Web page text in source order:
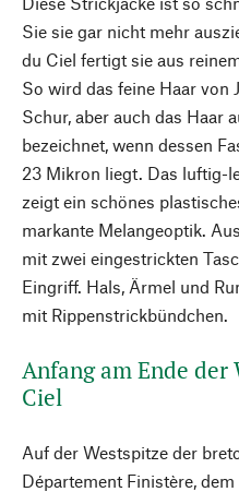
Sie sie gar nicht mehr
du Ciel fertigt sie aus
So wird das feine Haar von
Schur, aber auch das Haar
bezeichnet, wenn dessen
23 Mikron liegt. Das luftig-
zeigt ein schönes
markante Melangeoptik.
mit zwei eingestrickten
Eingriff. Hals, Ärmel und
mit Rippenstrickbündchen.
Anfang am Ende der
Ciel
Auf der Westspitze der
Département Finistère,